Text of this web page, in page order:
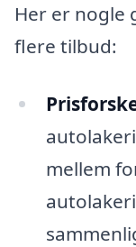
Her er nogle
flere tilbud:
mellem